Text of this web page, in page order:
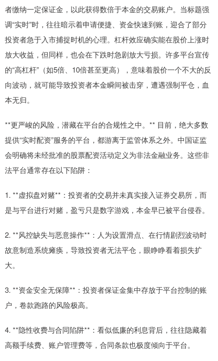
者缴纳一定保证金，以此获得数倍于本金的交易账户。当标题强
调“实时”时，往往暗示着申请便捷、资金快速到账，迎合了部分
投资者急于入市捕捉时机的心理。杠杆效应确实能在股价上涨时
放大收益，但同样，也会在下跌时急剧放大亏损。许多平台宣传
的“高杠杆”（如5倍、10倍甚至更高），意味着股价一个不大的反
向波动，就可能导致投资者本金瞬间被击穿，遭遇强制平仓，血
本无归。
**更严峻的风险，潜藏在平台的合规性之中。** 目前，绝大多数
提供“实时配资”服务的平台，都游离于监管体系之外。中国证监
会明确将未经批准的股票配资活动定义为非法金融业务。这些非
法平台通常存在以下陷阱：
1. **虚拟盘对赌**：投资者的交易并未真实接入证券交易所，而
是与平台进行对赌，盈亏只是数字游戏，本金早已被平台侵吞。
2. **风控缺失与恶意操作**：人为设置滑点、在行情剧烈波动时
故意制造系统瘫痪，导致投资者无法平仓，眼睁睁看着损失扩
大。
3. **资金安全无保障**：投资者保证金集中存放于平台控制的账
户，卷款跑路的风险极高。
4. **隐性收费与合同陷阱**：看似低廉的利息背后，往往隐藏着
高额手续费、账户管理费等，合同条款也极度倾向于平台。